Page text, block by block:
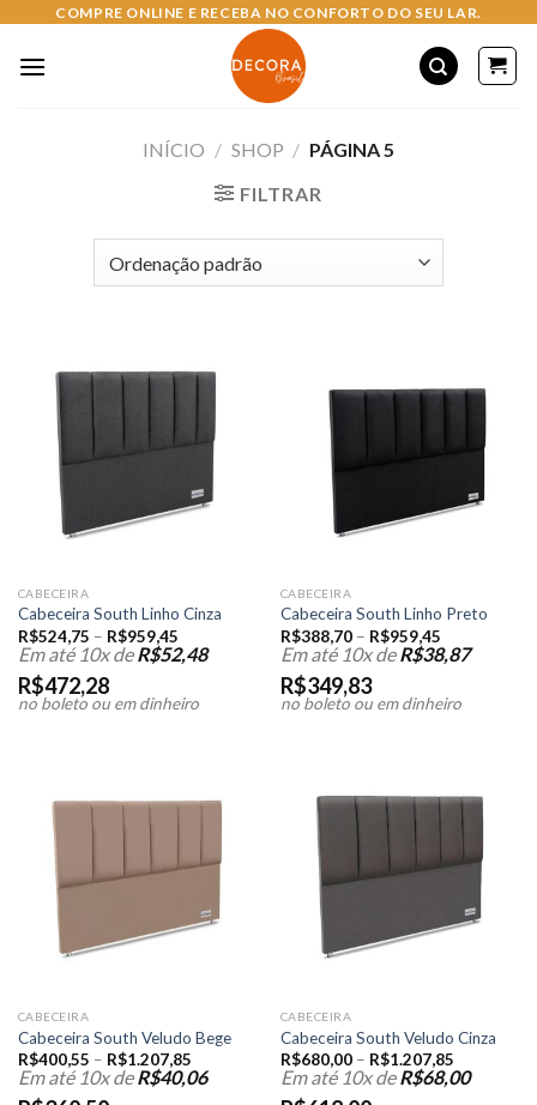
content
COMPRE ONLINE E RECEBA NO CONFORTO DO SEU LAR.
INÍCIO / SHOP / PÁGINA 5
FILTRAR
CABECEIRA
Cabeceira South Linho Cinza
R$524,75 – R$959,45
Em até 10x deR$52,48
R$472,28
no boleto ou em dinheiro
CABECEIRA
Cabeceira South Linho Preto
R$388,70– R$959,45
Em até 10x deR$38,87
R$349,83
no boleto ou em dinheiro
CABECEIRA
Cabeceira South Veludo Bege
R$400,55 – R$1.207,85
Em até 10x deR$40,06
CABECEIRA
Cabeceira South Veludo Cinza
R$680,00– R$1.207,85
Em até 10x deR$68,00